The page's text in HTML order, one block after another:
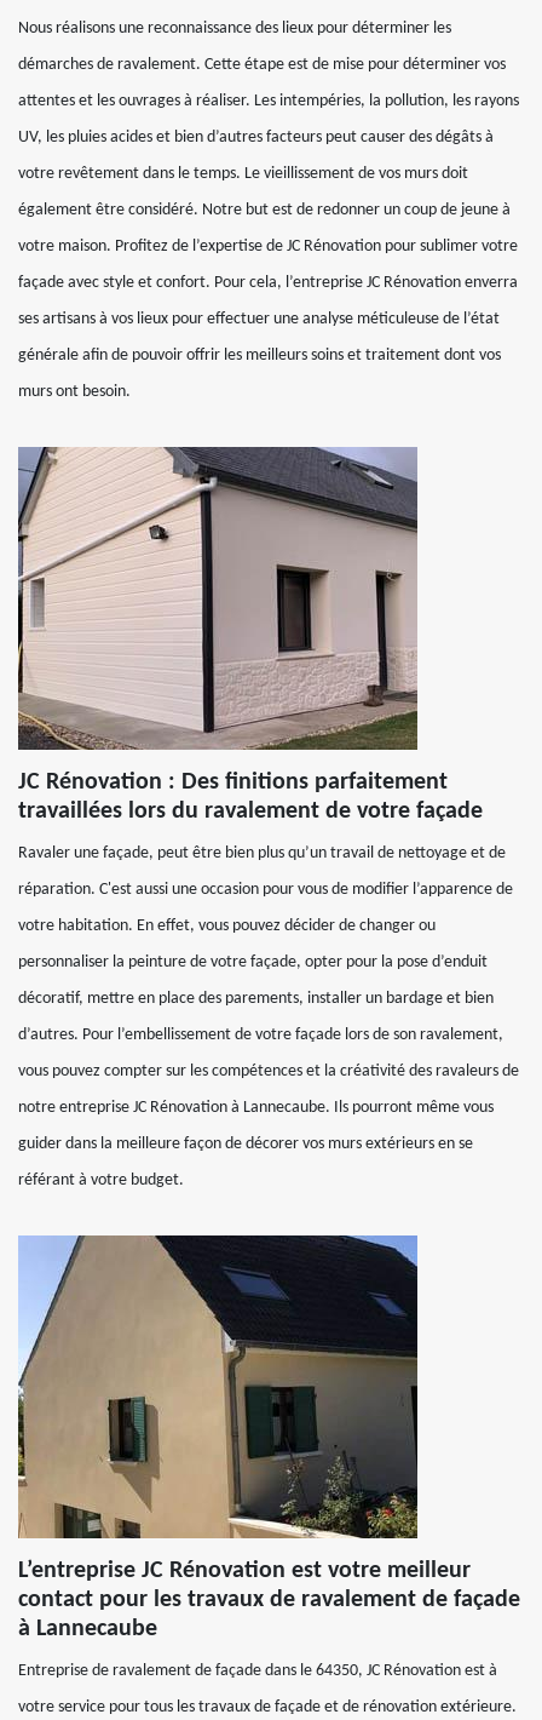
Nous réalisons une reconnaissance des lieux pour déterminer les
démarches de ravalement. Cette étape est de mise pour déterminer vos
attentes et les ouvrages à réaliser. Les intempéries, la pollution, les rayons
UV, les pluies acides et bien d’autres facteurs peut causer des dégâts à
votre revêtement dans le temps. Le vieillissement de vos murs doit
également être considéré. Notre but est de redonner un coup de jeune à
votre maison. Profitez de l’expertise de JC Rénovation pour sublimer votre
façade avec style et confort. Pour cela, l’entreprise JC Rénovation enverra
ses artisans à vos lieux pour effectuer une analyse méticuleuse de l’état
générale afin de pouvoir offrir les meilleurs soins et traitement dont vos
murs ont besoin.
JC Rénovation : Des finitions parfaitement
travaillées lors du ravalement de votre façade
Ravaler une façade, peut être bien plus qu’un travail de nettoyage et de
réparation. C'est aussi une occasion pour vous de modifier l’apparence de
votre habitation. En effet, vous pouvez décider de changer ou
personnaliser la peinture de votre façade, opter pour la pose d’enduit
décoratif, mettre en place des parements, installer un bardage et bien
d’autres. Pour l’embellissement de votre façade lors de son ravalement,
vous pouvez compter sur les compétences et la créativité des ravaleurs de
notre entreprise JC Rénovation à Lannecaube. Ils pourront même vous
guider dans la meilleure façon de décorer vos murs extérieurs en se
référant à votre budget.
L’entreprise JC Rénovation est votre meilleur
contact pour les travaux de ravalement de façade
à Lannecaube
Entreprise de ravalement de façade dans le 64350, JC Rénovation est à
votre service pour tous les travaux de façade et de rénovation extérieure.